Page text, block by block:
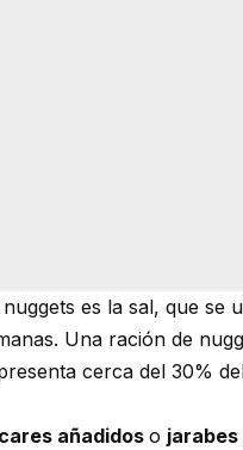
es la sal, que se
Una ración de
cerca del 30%
añadidos o jarabes